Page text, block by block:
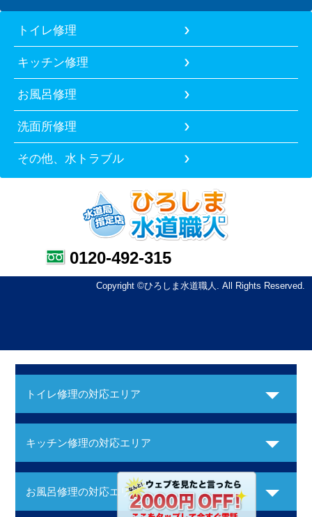
トイレ修理
キッチン修理
お風呂修理
洗面所修理
その他、水トラブル
0120-492-315
Copyright ©ひろしま水道職人. All Rights Reserved.
トイレ修理の対応エリア
キッチン修理の対応エリア
お風呂修理の対応エリア